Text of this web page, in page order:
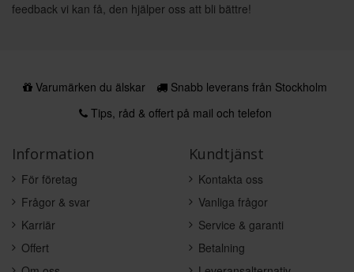
feedback vi kan få, den hjälper oss att bli bättre!
Varumärken du älskar
Snabb leverans från Stockholm
Tips, råd & offert på mail och telefon
Information
För företag
Frågor & svar
Karriär
Offert
Kundtjänst
Kontakta oss
Vanliga frågor
Service & garanti
Betalning